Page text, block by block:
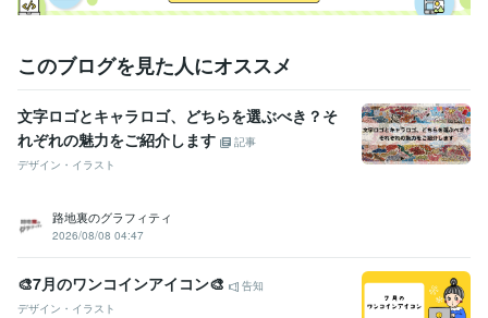
このブログを見た人にオススメ
文字ロゴとキャラロゴ、どちらを選ぶべき？そ
れぞれの魅力をご紹介します
記事
デザイン・イラスト
路地裏のグラフィティ
2026/08/08 04:47
🎨7月のワンコインアイコン🎨
告知
デザイン・イラスト